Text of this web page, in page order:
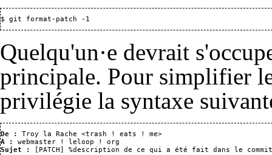
Quelqu'un·e devrait
principale. Pour simplifier
privilégie la syntaxe
De : Troy la Rache
À :
webmaster ! leloop ! org
Sujet :